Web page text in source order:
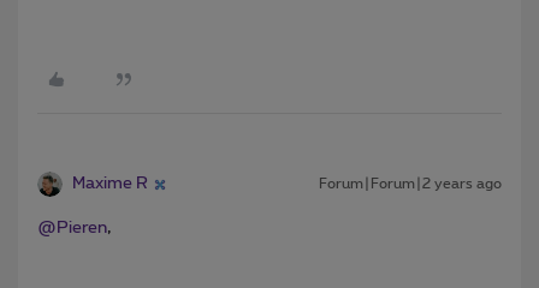
Maxime R Forum|Forum|2 years ago
@Pieren,